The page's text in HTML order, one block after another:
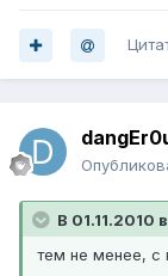
В 01.11.2010
тем не менее, с